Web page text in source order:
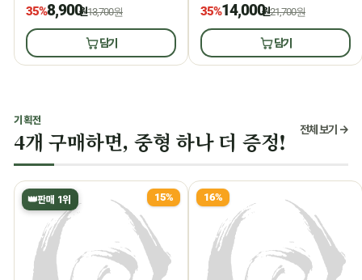
35%8,900원13,700원
담기
35%14,000원21,700원
담기
기획전
4개 구매하면, 중형 하나 더 증정! 전체 보기 →
👑판매 1위 15% 16%